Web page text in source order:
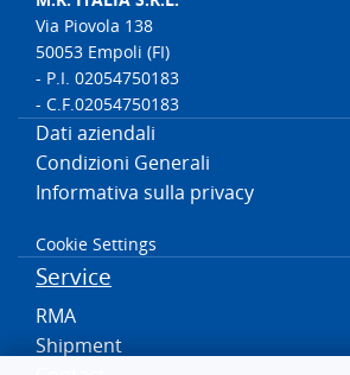
Via Piovola 138
50053 Empoli (FI)
- P.I. 02054750183
- C.F.02054750183
Dati aziendali
Condizioni Generali
Informativa sulla privacy
Cookie Settings
Service
RMA
Shipment